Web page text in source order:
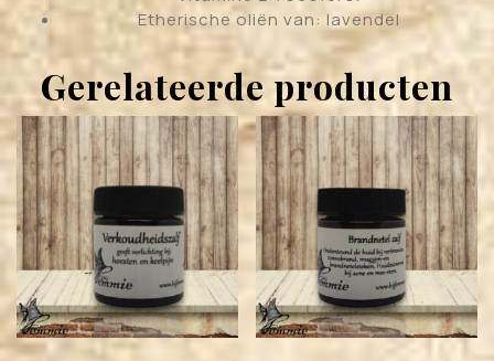
Etherische oliën van: lavendel
Gerelateerde producten